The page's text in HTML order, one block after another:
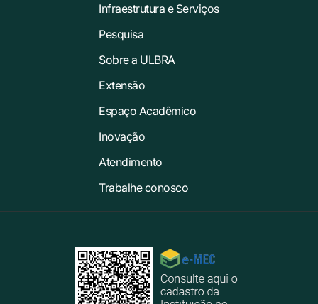
Infraestrutura e Serviços
Pesquisa
Sobre a ULBRA
Extensão
Espaço Acadêmico
Inovação
Atendimento
Trabalhe conosco